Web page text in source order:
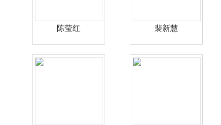
陈莹红 裴新慧